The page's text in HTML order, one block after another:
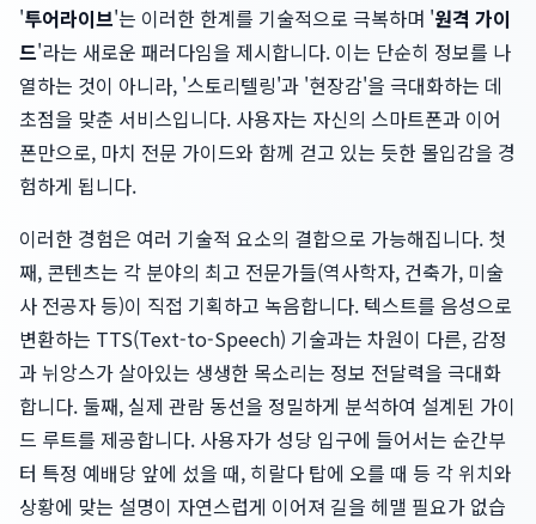
'투어라이브'는 이러한 한계를 기술적으로 극복하며 '원격 가이
드'라는 새로운 패러다임을 제시합니다. 이는 단순히 정보를 나
열하는 것이 아니라, '스토리텔링'과 '현장감'을 극대화하는 데
초점을 맞춘 서비스입니다. 사용자는 자신의 스마트폰과 이어
폰만으로, 마치 전문 가이드와 함께 걷고 있는 듯한 몰입감을 경
험하게 됩니다.
이러한 경험은 여러 기술적 요소의 결합으로 가능해집니다. 첫
째, 콘텐츠는 각 분야의 최고 전문가들(역사학자, 건축가, 미술
사 전공자 등)이 직접 기획하고 녹음합니다. 텍스트를 음성으로
변환하는 TTS(Text-to-Speech) 기술과는 차원이 다른, 감정
과 뉘앙스가 살아있는 생생한 목소리는 정보 전달력을 극대화
합니다. 둘째, 실제 관람 동선을 정밀하게 분석하여 설계된 가이
드 루트를 제공합니다. 사용자가 성당 입구에 들어서는 순간부
터 특정 예배당 앞에 섰을 때, 히랄다 탑에 오를 때 등 각 위치와
상황에 맞는 설명이 자연스럽게 이어져 길을 헤맬 필요가 없습